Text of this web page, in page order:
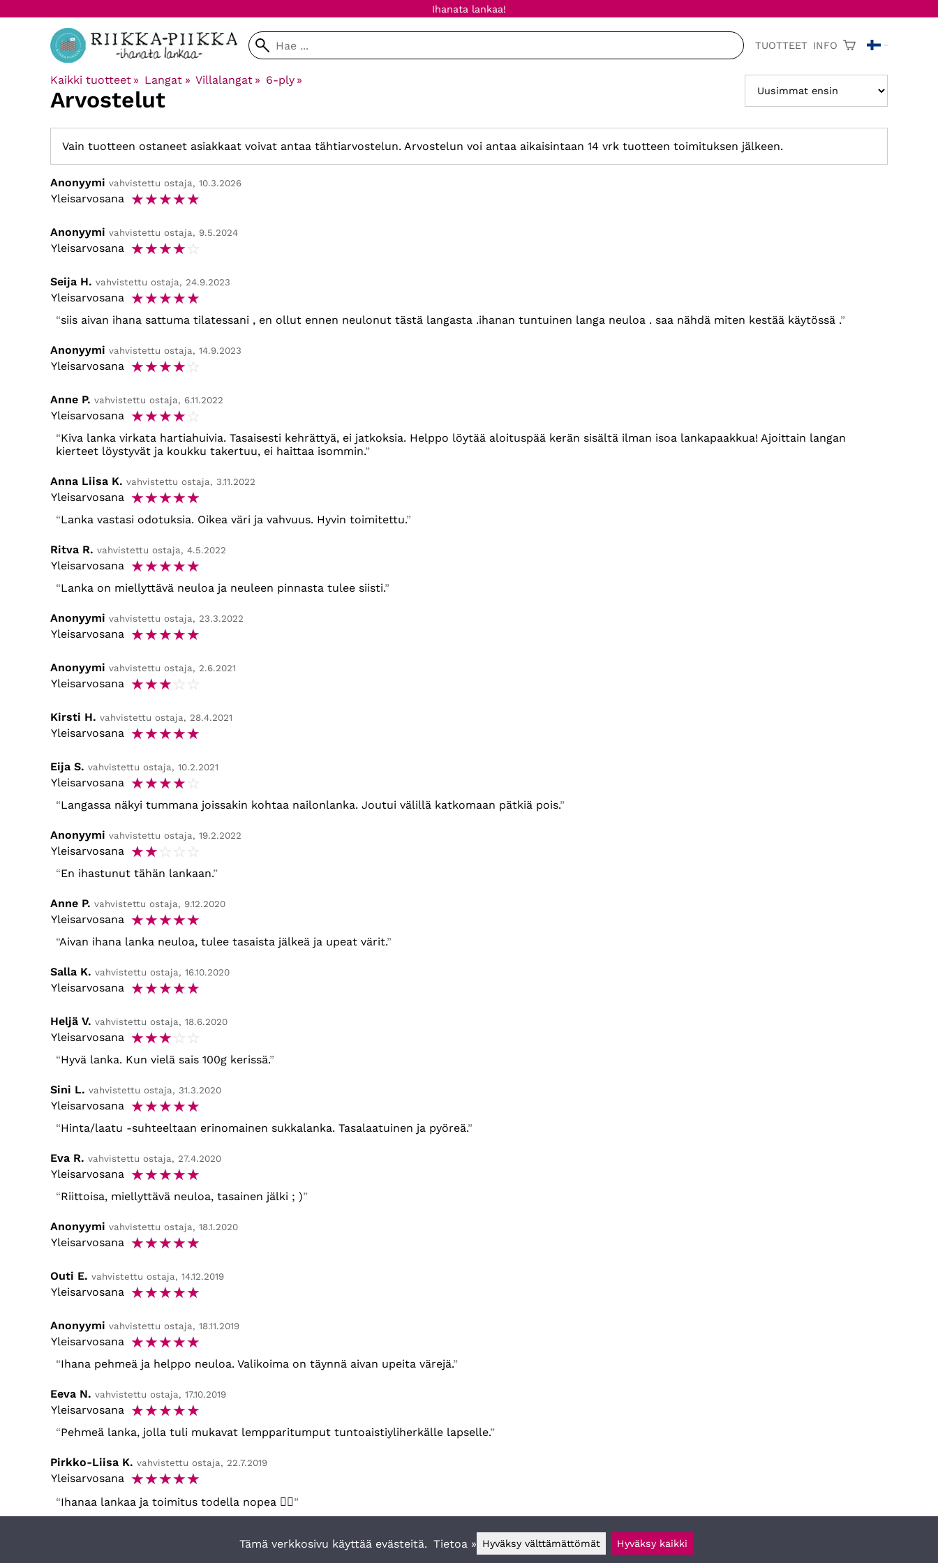
Ihanata lankaa!
TUOTTEET INFO
Kaikki tuotteet ‪» Langat ‪» Villalangat ‪» 6-ply ‪»
Arvostelut
Vain tuotteen ostaneet asiakkaat voivat antaa tähtiarvostelun. Arvostelun voi antaa aikaisintaan 14 vrk tuotteen toimituksen jälkeen.
Anonyymi vahvistettu ostaja, 10.3.2026
Yleisarvosana ☆☆☆☆☆
Anonyymi vahvistettu ostaja, 9.5.2024
Yleisarvosana ☆☆☆☆☆
Seija H. vahvistettu ostaja, 24.9.2023
Yleisarvosana ☆☆☆☆☆
siis aivan ihana sattuma tilatessani , en ollut ennen neulonut tästä langasta .ihanan tuntuinen langa neuloa . saa nähdä miten kestää käytössä .
Anonyymi vahvistettu ostaja, 14.9.2023
Yleisarvosana ☆☆☆☆☆
Anne P. vahvistettu ostaja, 6.11.2022
Yleisarvosana ☆☆☆☆☆
Kiva lanka virkata hartiahuivia. Tasaisesti kehrättyä, ei jatkoksia. Helppo löytää aloituspää kerän sisältä ilman isoa lankapaakkua! Ajoittain langan
kierteet löystyvät ja koukku takertuu, ei haittaa isommin.
Anna Liisa K. vahvistettu ostaja, 3.11.2022
Yleisarvosana ☆☆☆☆☆
Lanka vastasi odotuksia. Oikea väri ja vahvuus. Hyvin toimitettu.
Ritva R. vahvistettu ostaja, 4.5.2022
Yleisarvosana ☆☆☆☆☆
Lanka on miellyttävä neuloa ja neuleen pinnasta tulee siisti.
Anonyymi vahvistettu ostaja, 23.3.2022
Yleisarvosana ☆☆☆☆☆
Anonyymi vahvistettu ostaja, 2.6.2021
Yleisarvosana ☆☆☆☆ ☆
Kirsti H. vahvistettu ostaja, 28.4.2021
Yleisarvosana ☆☆☆☆☆
Eija S. vahvistettu ostaja, 10.2.2021
Yleisarvosana ☆☆☆☆☆
Langassa näkyi tummana joissakin kohtaa nailonlanka. Joutui välillä katkomaan pätkiä pois.
Anonyymi vahvistettu ostaja, 19.2.2022
Yleisarvosana ☆☆☆ ☆ ☆
En ihastunut tähän lankaan.
Anne P. vahvistettu ostaja, 9.12.2020
Yleisarvosana ☆☆☆☆☆
Aivan ihana lanka neuloa, tulee tasaista jälkeä ja upeat värit.
Salla K. vahvistettu ostaja, 16.10.2020
Yleisarvosana ☆☆☆☆☆
Heljä V. vahvistettu ostaja, 18.6.2020
Yleisarvosana ☆☆☆☆ ☆
Hyvä lanka. Kun vielä sais 100g kerissä.
Sini L. vahvistettu ostaja, 31.3.2020
Yleisarvosana ☆☆☆☆☆
Hinta/laatu -suhteeltaan erinomainen sukkalanka. Tasalaatuinen ja pyöreä.
Eva R. vahvistettu ostaja, 27.4.2020
Yleisarvosana ☆☆☆☆☆
Riittoisa, miellyttävä neuloa, tasainen jälki ; )
Anonyymi vahvistettu ostaja, 18.1.2020
Yleisarvosana ☆☆☆☆☆
Outi E. vahvistettu ostaja, 14.12.2019
Yleisarvosana ☆☆☆☆☆
Anonyymi vahvistettu ostaja, 18.11.2019
Yleisarvosana ☆☆☆☆☆
Ihana pehmeä ja helppo neuloa. Valikoima on täynnä aivan upeita värejä.
Eeva N. vahvistettu ostaja, 17.10.2019
Yleisarvosana ☆☆☆☆☆
Pehmeä lanka, jolla tuli mukavat lempparitumput tuntoaistiyliherkälle lapselle.
Pirkko-Liisa K. vahvistettu ostaja, 22.7.2019
Yleisarvosana ☆☆☆☆☆
Ihanaa lankaa ja toimitus todella nopea 👍🏻
Tämä verkkosivu käyttää evästeitä. Tietoa » Hyväksy välttämättömät Hyväksy kaikki